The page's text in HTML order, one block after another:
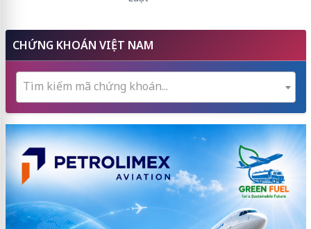
CHỨNG KHOÁN VIỆT NAM
Tìm kiếm mã chứng khoán...